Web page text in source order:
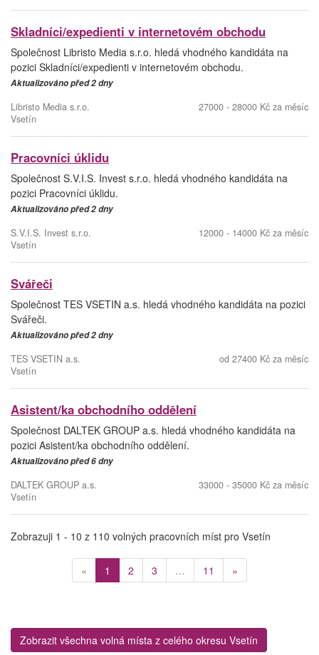
Skladníci/expedienti v internetovém obchodu
Společnost Libristo Media s.r.o. hledá vhodného kandidáta na
pozici Skladníci/expedienti v internetovém obchodu.
Aktualizováno před 2 dny
Libristo Media s.r.o.
Vsetín
27000 - 28000 Kč za měsíc
Pracovníci úklidu
Společnost S.V.I.S. Invest s.r.o. hledá vhodného kandidáta na
pozici Pracovníci úklidu.
Aktualizováno před 2 dny
S.V.I.S. Invest s.r.o.
Vsetín
12000 - 14000 Kč za měsíc
Svářeči
Společnost TES VSETIN a.s. hledá vhodného kandidáta na pozici
Svářeči.
Aktualizováno před 2 dny
TES VSETIN a.s.
Vsetín
od 27400 Kč za měsíc
Asistent/ka obchodního oddělení
Společnost DALTEK GROUP a.s. hledá vhodného kandidáta na
pozici Asistent/ka obchodního oddělení.
Aktualizováno před 6 dny
DALTEK GROUP a.s.
Vsetín
33000 - 35000 Kč za měsíc
Zobrazuji 1 - 10 z 110 volných pracovních míst pro Vsetín
« 1 (current)
2 3 … 11 »
Zobrazit všechna volná místa z celého okresu Vsetín